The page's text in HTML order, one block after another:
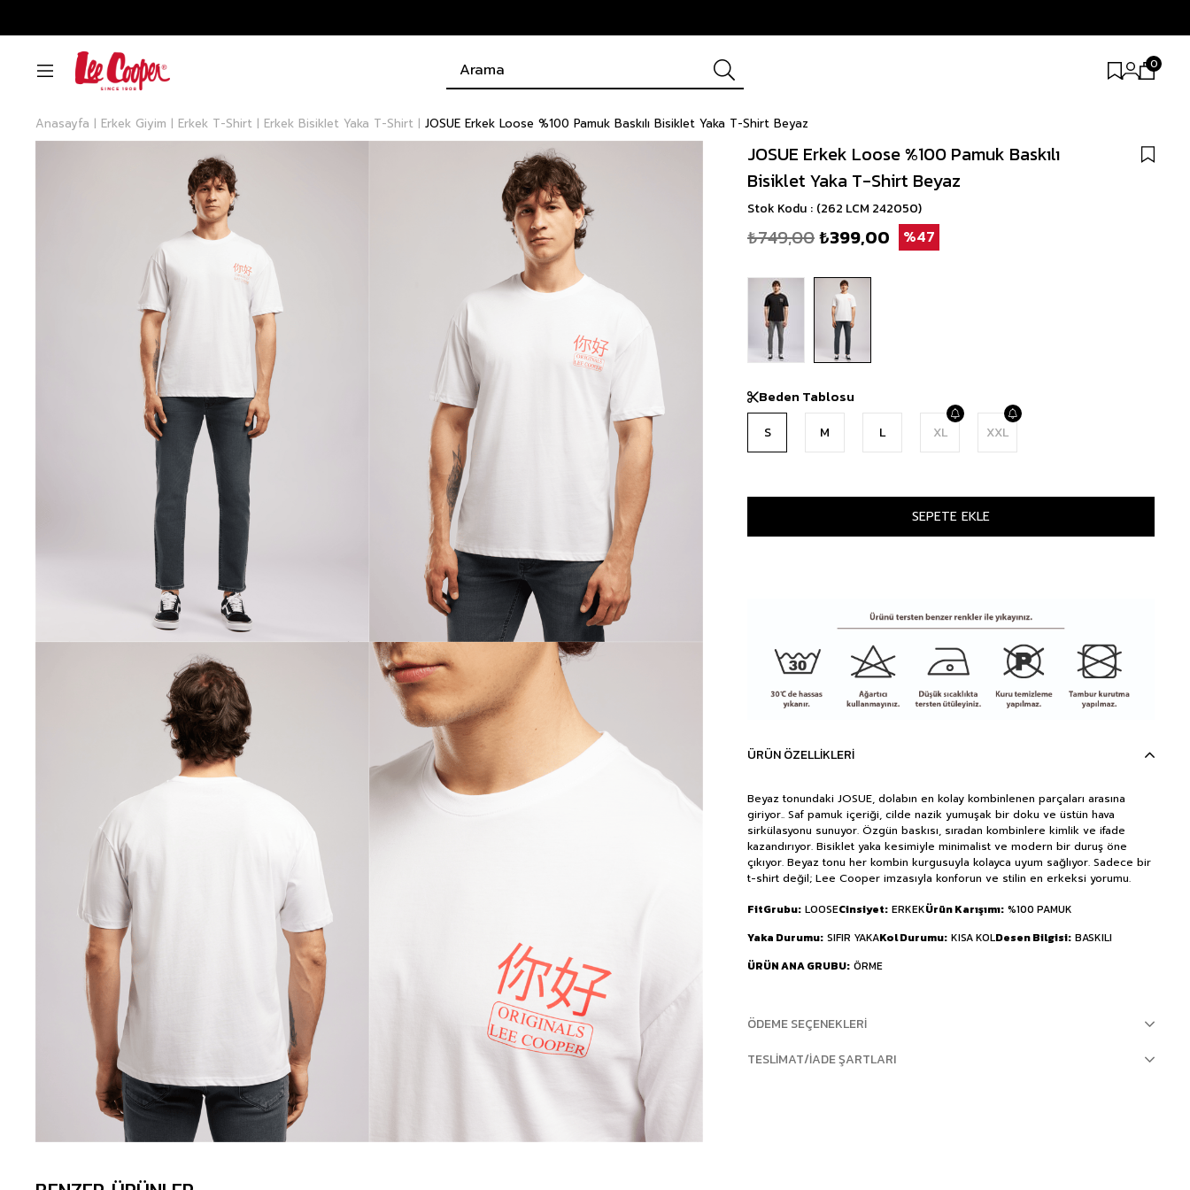
0
Anasayfa Erkek Giyim Erkek T-Shirt Erkek Bisiklet Yaka T-Shirt JOSUE Erkek Loose %100 Pamuk Baskılı Bisiklet Yaka T-Shirt Beyaz
JOSUE Erkek Loose %100 Pamuk Baskılı
Bisiklet Yaka T-Shirt Beyaz
Stok Kodu (262 LCM 242050)
₺749,00₺399,00 47
Beden Tablosu
S M L XL XXL
ÜRÜN ÖZELLIKLERI
Beyaz tonundaki JOSUE, dolabın en kolay kombinlenen parçaları arasına
giriyor.. Saf pamuk içeriği, cilde nazik yumuşak bir doku ve üstün hava
sirkülasyonu sunuyor. Özgün baskısı, sıradan kombinlere kimlik ve ifade
kazandırıyor. Bisiklet yaka kesimiyle minimalist ve modern bir duruş öne
çıkıyor. Beyaz tonu her kombin kurgusuyla kolayca uyum sağlıyor. Sadece bir
t-shirt değil; Lee Cooper imzasıyla konforun ve stilin en erkeksi yorumu.
FitGrubu LOOSECinsiyet ERKEKÜrün Karışımı %100 PAMUK
Yaka Durumu SIFIR YAKAKol Durumu KISA KOLDesen Bilgisi BASKILI
ÜRÜN ANA GRUBU ÖRME
ÖDEME SEÇENEKLERI
TESLIMAT/İADE ŞARTLARI